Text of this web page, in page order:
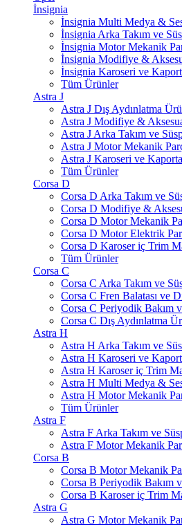
İnsignia
İnsignia Multi Medya &
İnsignia Arka Takım ve
İnsignia Motor Mekanik
İnsignia Modifiye &
İnsignia Karoseri ve
Tüm Ürünler
Astra J
Astra J Dış Aydınlatma
Astra J Modifiye &
Astra J Arka Takım ve
Astra J Motor Mekanik
Astra J Karoseri ve
Tüm Ürünler
Corsa D
Corsa D Arka Takım ve
Corsa D Modifiye &
Corsa D Motor Mekanik
Corsa D Motor Elektrik
Corsa D Karoser iç Trim
Tüm Ürünler
Corsa C
Corsa C Arka Takım ve
Corsa C Fren Balatası ve
Corsa C Periyodik Bakım
Corsa C Dış Aydınlatma
Astra H
Astra H Arka Takım ve
Astra H Karoseri ve
Astra H Karoser iç Trim
Astra H Multi Medya &
Astra H Motor Mekanik
Tüm Ürünler
Astra F
Astra F Arka Takım ve
Astra F Motor Mekanik
Corsa B
Corsa B Motor Mekanik
Corsa B Periyodik Bakım
Corsa B Karoser iç Trim
Astra G
Astra G Motor Mekanik